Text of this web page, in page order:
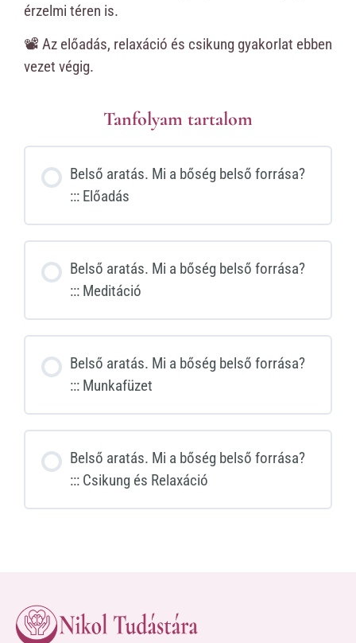
érzelmi téren is.
📽️ Az előadás, relaxáció és csikung gyakorlat ebben
vezet végig.
Tanfolyam tartalom
Belső aratás. Mi a bőség belső forrása?
::: Előadás
Belső aratás. Mi a bőség belső forrása?
::: Meditáció
Belső aratás. Mi a bőség belső forrása?
::: Munkafüzet
Belső aratás. Mi a bőség belső forrása?
::: Csikung és Relaxáció